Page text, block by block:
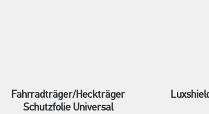
Fahrradträger/Heckträger
Schutzfolie Universal